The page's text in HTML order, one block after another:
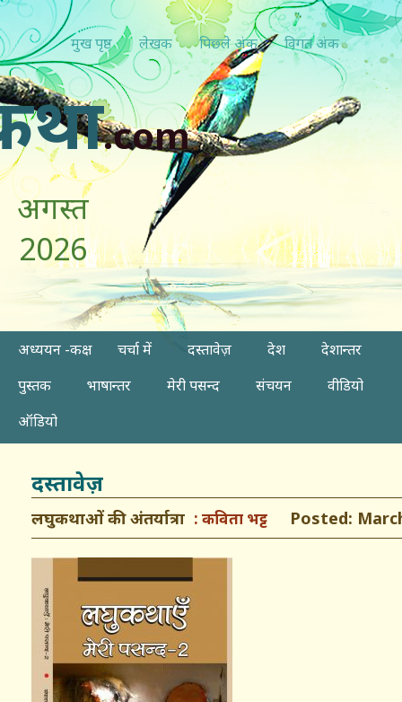
मुख पृष्ठ लेखक पिछ्ले अंक विगत अंक
.com
अगस्त
2026
अध्ययन -कक्ष चर्चा में दस्तावेज़ देश
देशान्तर
पुस्तक
भाषान्तर मेरी पसन्द संचयन
वीडियो
ऑडियो
दस्तावेज़
लघुकथाओं की अंतर्यात्रा कविता भट्ट Posted: